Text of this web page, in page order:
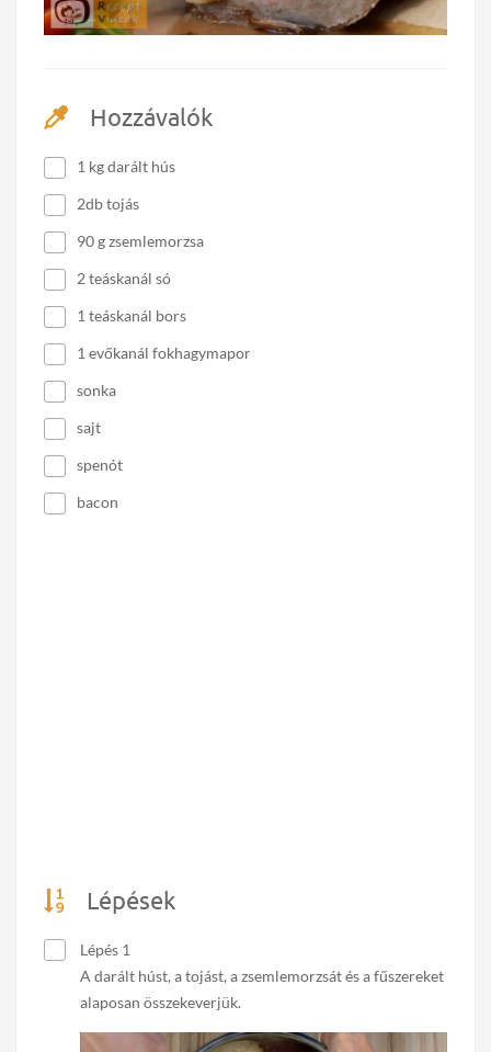
Hozzávalók
1 kg darált hús
2db tojás
90 g zsemlemorzsa
2 teáskanál só
1 teáskanál bors
1 evőkanál fokhagymapor
sonka
sajt
spenót
bacon
Lépések
Lépés 1
A darált húst, a tojást, a zsemlemorzsát és a fűszereket
alaposan összekeverjük.